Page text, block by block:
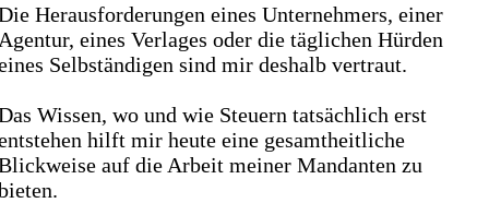
Herausforderungen eines Unternehmers, einer
eines Verlages oder die täglichen Hürden
Selbständigen sind mir deshalb vertraut.
Wissen, wo und wie Steuern tatsächlich erst
hilft mir heute eine gesamtheitliche
auf die Arbeit meiner Mandanten zu